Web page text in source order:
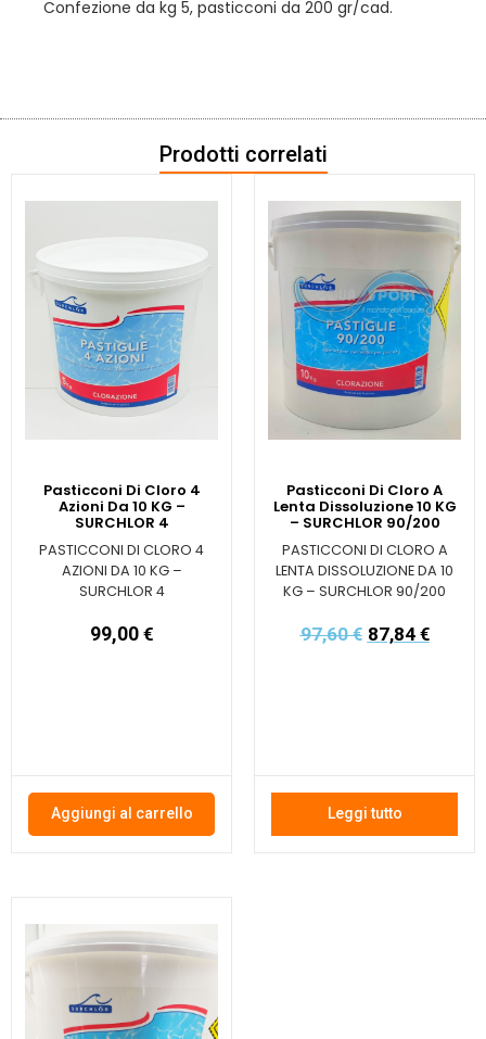
Confezione da kg 5, pasticconi da 200 gr/cad.
Prodotti correlati
Pasticconi Di Cloro 4
Azioni Da 10 KG –
SURCHLOR 4
PASTICCONI DI CLORO 4
AZIONI DA 10 KG –
SURCHLOR 4
99,00 €
Aggiungi al carrello
Pasticconi Di Cloro A
Lenta Dissoluzione 10 KG
– SURCHLOR 90/200
PASTICCONI DI CLORO A
LENTA DISSOLUZIONE DA 10
KG – SURCHLOR 90/200
97,60€ 87,84 €
Leggi tutto